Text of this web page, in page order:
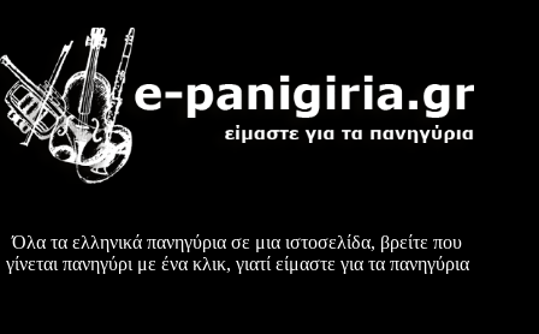
Όλα τα ελληνικά πανηγύρια σε μια ιστοσελίδα, βρείτε που
γίνεται πανηγύρι με ένα κλικ, γιατί είμαστε για τα πανηγύρια